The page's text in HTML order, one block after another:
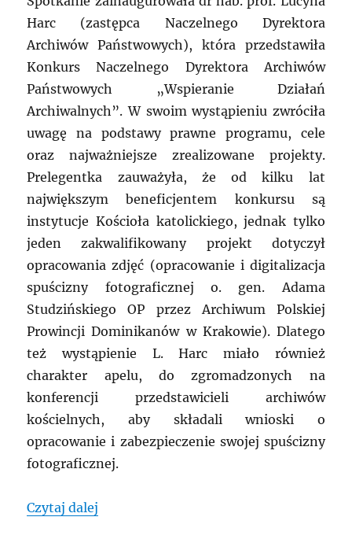
Harc (zastępca Naczelnego Dyrektora
Archiwów Państwowych), która przedstawiła
Konkurs Naczelnego Dyrektora Archiwów
Państwowych „Wspieranie Działań
Archiwalnych”. W swoim wystąpieniu zwróciła
uwagę na podstawy prawne programu, cele
oraz najważniejsze zrealizowane projekty.
Prelegentka zauważyła, że od kilku lat
największym beneficjentem konkursu są
instytucje Kościoła katolickiego, jednak tylko
jeden zakwalifikowany projekt dotyczył
opracowania zdjęć (opracowanie i digitalizacja
spuścizny fotograficznej o. gen. Adama
Studzińskiego OP przez Archiwum Polskiej
Prowincji Dominikanów w Krakowie). Dlatego
też wystąpienie L. Harc miało również
charakter apelu, do zgromadzonych na
konferencji przedstawicieli archiwów
kościelnych, aby składali wnioski o
opracowanie i zabezpieczenie swojej spuścizny
fotograficznej.
Czytaj dalej